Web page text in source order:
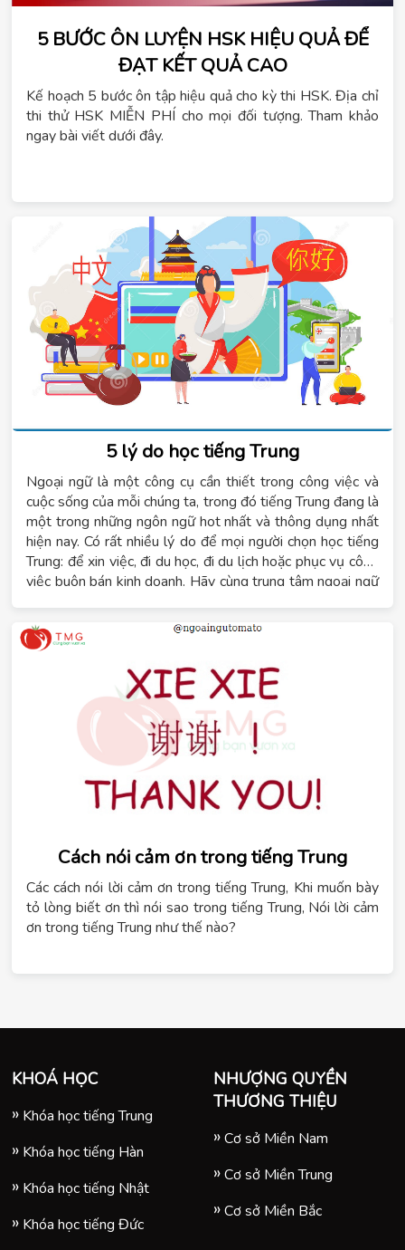
5 BƯỚC ÔN LUYỆN HSK HIỆU QUẢ ĐỂ
ĐẠT KẾT QUẢ CAO
Kế hoạch 5 bước ôn tập hiệu quả cho kỳ thi HSK. Địa chỉ
thi thử HSK MIỄN PHÍ cho mọi đối tượng. Tham khảo
ngay bài viết dưới đây.
5 lý do học tiếng Trung
Ngoại ngữ là một công cụ cần thiết trong công việc và
cuộc sống của mỗi chúng ta, trong đó tiếng Trung đang là
một trong những ngôn ngữ hot nhất và thông dụng nhất
hiện nay. Có rất nhiều lý do để mọi người chọn học tiếng
Trung: để xin việc, đi du học, đi du lịch hoặc phục vụ công
việc buôn bán kinh doanh. Hãy cùng trung tâm ngoại ngữ
viết này.
Cách nói cảm ơn trong tiếng Trung
Các cách nói lời cảm ơn trong tiếng Trung, Khi muốn bày
tỏ lòng biết ơn thì nói sao trong tiếng Trung, Nói lời cảm
ơn trong tiếng Trung như thế nào?
KHOÁ HỌC
Khóa học tiếng Trung
Khóa học tiếng Hàn
Khóa học tiếng Nhật
Khóa học tiếng Đức
NHƯỢNG QUYỀN
THƯƠNG THIỆU
Cơ sở Miền Nam
Cơ sở Miền Trung
Cơ sở Miền Bắc